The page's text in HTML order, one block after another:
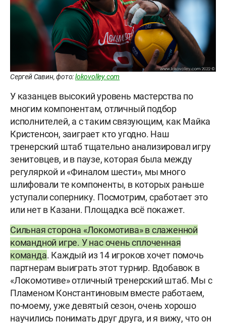
Сергей Савин, фото:lokovolley.com
У казанцев высокий уровень мастерства по
многим компонентам, отличный подбор
исполнителей, а с таким связующим, как Майка
Кристенсон, заиграет кто угодно. Наш
тренерский штаб тщательно анализировал игру
зенитовцев, и в паузе, которая была между
регуляркой и «Финалом шести», мы много
шлифовали те компоненты, в которых раньше
уступали сопернику. Посмотрим, сработает это
или нет в Казани. Площадка всё покажет.
Сильная сторона «Локомотива» в слаженной
командной игре. У нас очень сплоченная
команда. Каждый из 14 игроков хочет помочь
партнерам выиграть этот турнир. Вдобавок в
«Локомотиве» отличный тренерский штаб. Мы с
Пламеном Константиновым вместе работаем,
по-моему, уже девятый сезон, очень хорошо
научились понимать друг друга, и я вижу, что он